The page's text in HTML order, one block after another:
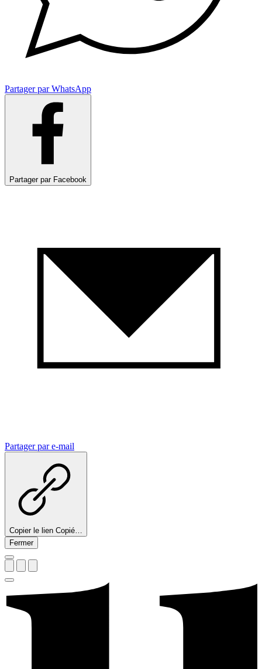
Partager par WhatsApp
Partager par Facebook
Partager par e-mail
Copier le lien Copié…
Fermer